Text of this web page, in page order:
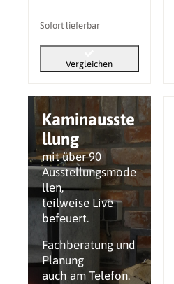
Kaminausste
llung
mit über 90
Ausstellungsmode
llen,
teilweise Live
befeuert.
Fachberatung und
Planung
auch am Telefon.
Sofort lieferbar
Vergleichen